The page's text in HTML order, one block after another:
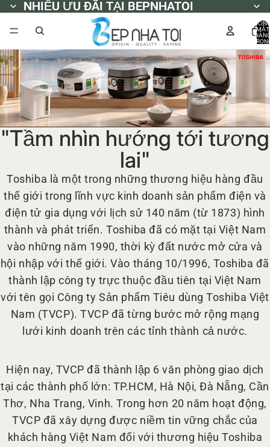
NHIỀU ƯU ĐÃI TẠI BEPNHATOI
NHIỀU ƯU ĐÃI TẠI BEPNHATOI
MẶT
0
"Tầm nhìn hướng tới tương
lai"
Toshiba là một trong những thương hiệu hàng đầu
thế giới trong lĩnh vực kinh doanh sản phẩm điện và
điện tử gia dụng với lịch sử 140 năm (từ 1873) hình
thành và phát triển. Toshiba đã có mặt tại Việt Nam
vào những năm 1990, thời kỳ đất nước mở cửa và
hội nhập với thế giới. Vào tháng 10/1996, Toshiba đã
thành lập công ty trực thuộc đầu tiên tại Việt Nam
với tên gọi Công ty Sản phẩm Tiêu dùng Toshiba Việt
Nam (TVCP). TVCP đã từng bước mở rộng mạng
lưới kinh doanh trên các tỉnh thành cả nước.
Hiện nay, TVCP đã thành lập 6 văn phòng giao dịch
tại các thành phố lớn: TP.HCM, Hà Nội, Đà Nẵng, Cần
Thơ, Nha Trang, Vinh. Trong hơn 20 năm hoạt động,
TVCP đã xây dựng được niềm tin vững chắc của
khách hàng Việt Nam đối với thương hiệu Toshiba